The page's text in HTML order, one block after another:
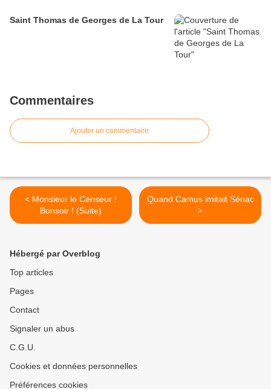
Saint Thomas de Georges de La Tour
Commentaires
Ajouter un commentaire
< Monsieur le Censeur !
Bonsoir ! (Suite)
Quand Camus imitait Sénac
>
Hébergé par Overblog
Top articles
Pages
Contact
Signaler un abus
C.G.U.
Cookies et données personnelles
Préférences cookies